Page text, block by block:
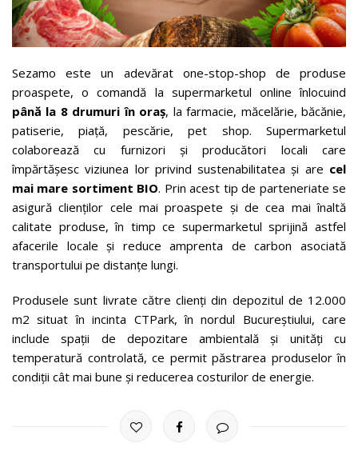
Sezamo este un adevărat one-stop-shop de produse
proaspete, o comandă la supermarketul online înlocuind
până la 8 drumuri în oraș, la farmacie, măcelărie, băcănie,
patiserie, piață, pescărie, pet shop. Supermarketul
colaborează cu furnizori și producători locali care
împărtășesc viziunea lor privind sustenabilitatea și are cel
mai mare sortiment BIO. Prin acest tip de parteneriate se
asigură clienților cele mai proaspete și de cea mai înaltă
calitate produse, în timp ce supermarketul sprijină astfel
afacerile locale și reduce amprenta de carbon asociată
transportului pe distanțe lungi.
Produsele sunt livrate către clienți din depozitul de 12.000
m2 situat în incinta CTPark, în nordul Bucureștiului, care
include spații de depozitare ambientală și unități cu
temperatură controlată, ce permit păstrarea produselor în
condiții cât mai bune și reducerea costurilor de energie.